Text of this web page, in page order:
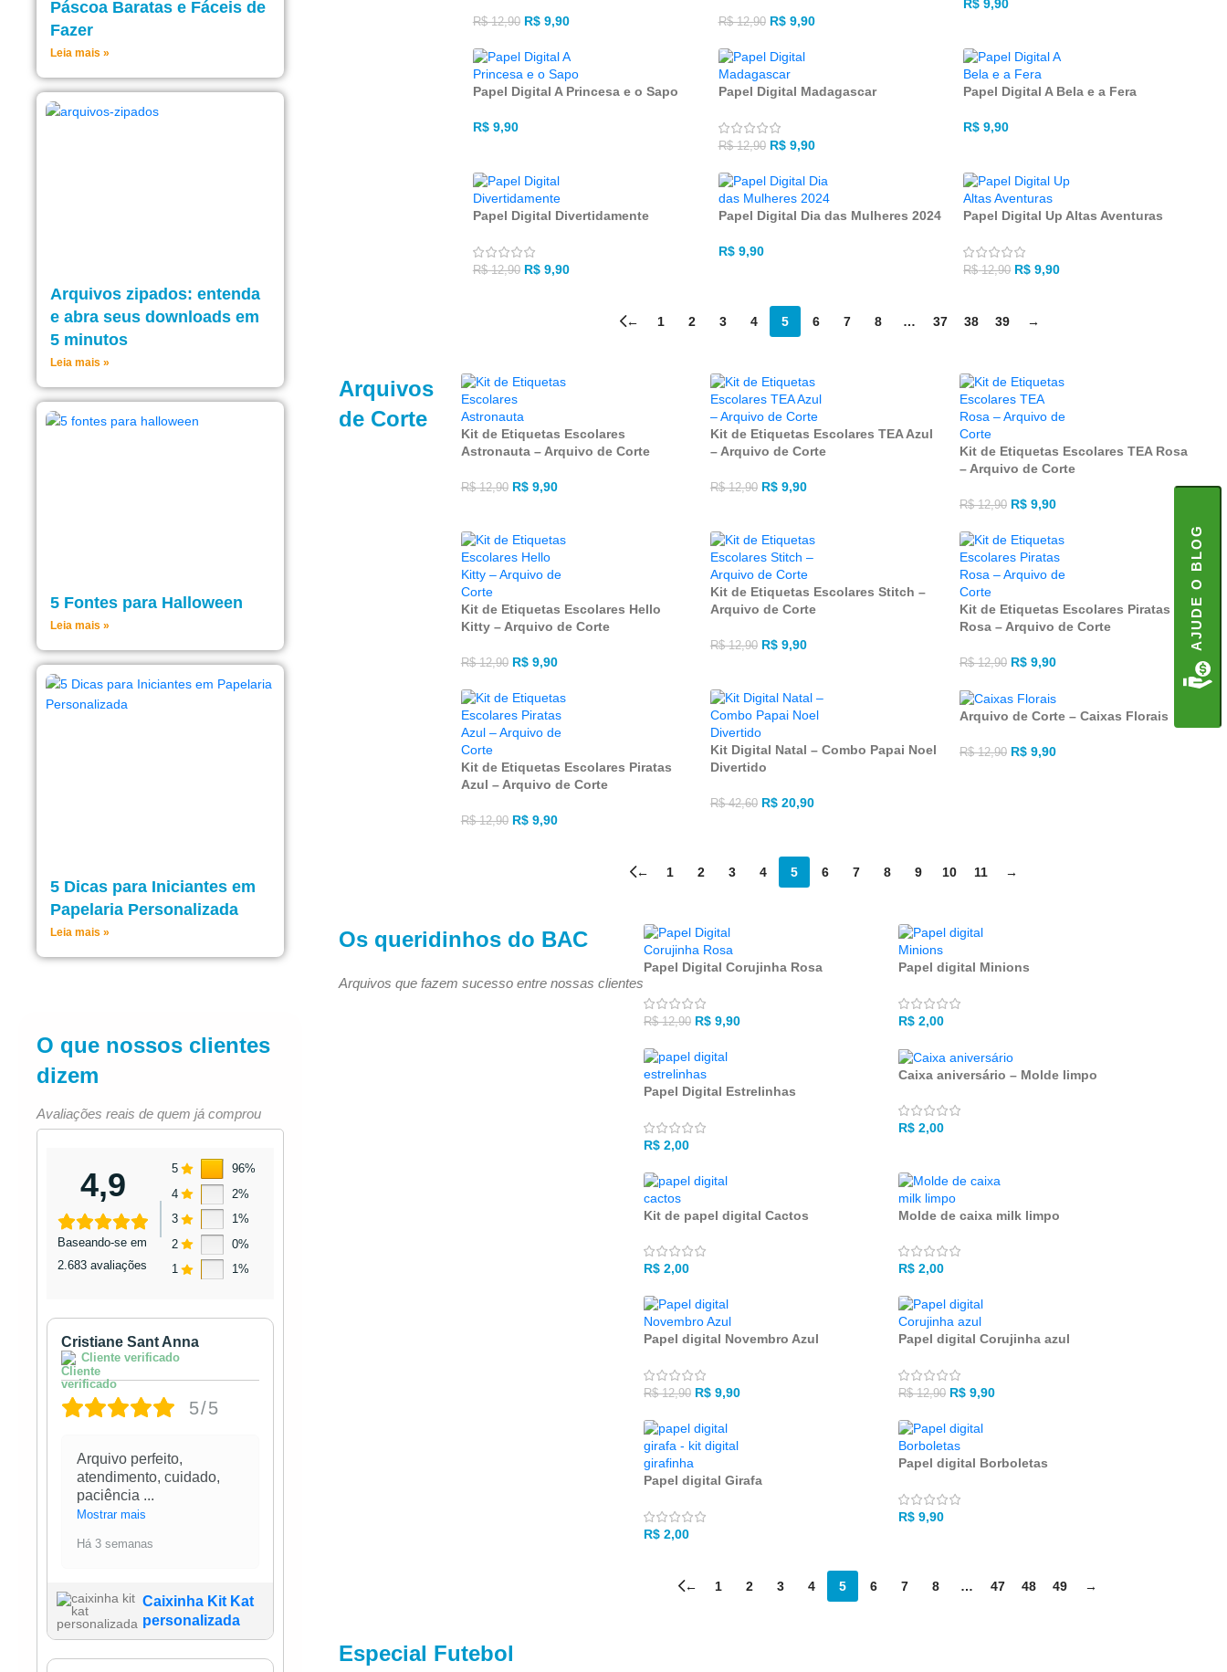
Páscoa Baratas e Fáceis de
Fazer
Leia mais »
Arquivos zipados: entenda
e abra seus downloads em
5 minutos
Leia mais »
5 Fontes para Halloween
Leia mais »
5 Dicas para Iniciantes em
Papelaria Personalizada
Leia mais »
O que nossos clientes
dizem
Avaliações reais de quem já comprou
4,9
Baseando-se em
2.683 avaliações
5
96%
4
2%
3
1%
2
0%
1
1%
Cristiane Sant Anna
Cliente verificado
5/5
Arquivo perfeito,
atendimento, cuidado,
paciência ...
Mostrar mais
Há 3 semanas
Caixinha Kit Kat
personalizada
R$12,90 R$9,90 R$12,90 R$9,90
R$ 9,90
Papel Digital A Princesa e o Sapo
R$9,90
Papel Digital Madagascar
R$12,90 R$9,90
Papel Digital A Bela e a Fera
R$ 9,90
Papel Digital Divertidamente
R$12,90 R$9,90
Papel Digital Dia das Mulheres 2024
R$9,90
Papel Digital Up Altas Aventuras
R$12,90 R$ 9,90
← 1 2 3 4 5 6 7 8 … 37 38 39 →
Arquivos
de Corte
Kit de Etiquetas Escolares
Astronauta – Arquivo de Corte
R$12,90 R$9,90
Kit de Etiquetas Escolares TEA Azul
– Arquivo de Corte
R$12,90 R$9,90
Kit de Etiquetas Escolares TEA Rosa
– Arquivo de Corte
R$12,90 R$9,90
Kit de Etiquetas Escolares Hello
Kitty – Arquivo de Corte
R$12,90 R$9,90
Kit de Etiquetas Escolares Stitch –
Arquivo de Corte
R$12,90 R$9,90
Kit de Etiquetas Escolares Piratas
Rosa – Arquivo de Corte
R$12,90 R$9,90
Kit de Etiquetas Escolares Piratas
Azul – Arquivo de Corte
R$12,90 R$9,90
Kit Digital Natal – Combo Papai Noel
Divertido
R$42,60 R$20,90
Arquivo de Corte – Caixas Florais
R$12,90 R$9,90
← 1 2 3 4 5 6 7 8 9 10 11 →
Os queridinhos do BAC
Arquivos que fazem sucesso entre nossas clientes
Papel Digital Corujinha Rosa
R$12,90 R$ 9,90
Papel digital Minions
R$ 2,00
Papel Digital Estrelinhas
R$ 2,00
Caixa aniversário – Molde limpo
R$ 2,00
Kit de papel digital Cactos
R$ 2,00
Molde de caixa milk limpo
R$ 2,00
Papel digital Novembro Azul
R$12,90 R$ 9,90
Papel digital Corujinha azul
R$12,90 R$ 9,90
Papel digital Girafa
R$ 2,00
Papel digital Borboletas
R$ 9,90
← 1 2 3 4 5 6 7 8 … 47 48 49 →
Especial Futebol
AJUDE O BLOG